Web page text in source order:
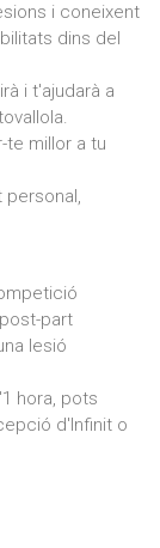
i coneixent
dins del
i t'ajudarà a
te millor a tu
part
lesió
hora, pots
d'Infinit o